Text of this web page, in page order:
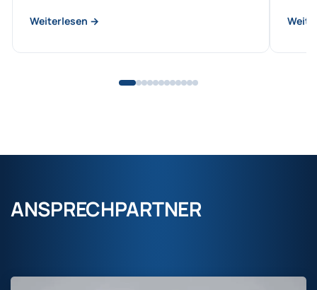
Weiterlesen →
ANSPRECHPARTNER